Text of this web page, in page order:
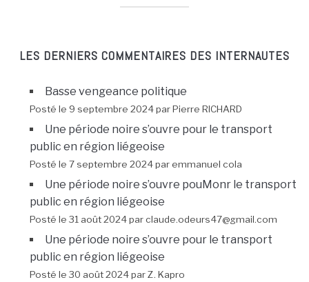
LES DERNIERS COMMENTAIRES DES INTERNAUTES
Basse vengeance politique
Posté le 9 septembre 2024 par Pierre RICHARD
Une période noire s’ouvre pour le transport
public en région liégeoise
Posté le 7 septembre 2024 par emmanuel cola
Une période noire s’ouvre pouMonr le transport
public en région liégeoise
Posté le 31 août 2024 par claude.odeurs47@gmail.com
Une période noire s’ouvre pour le transport
public en région liégeoise
Posté le 30 août 2024 par Z. Kapro